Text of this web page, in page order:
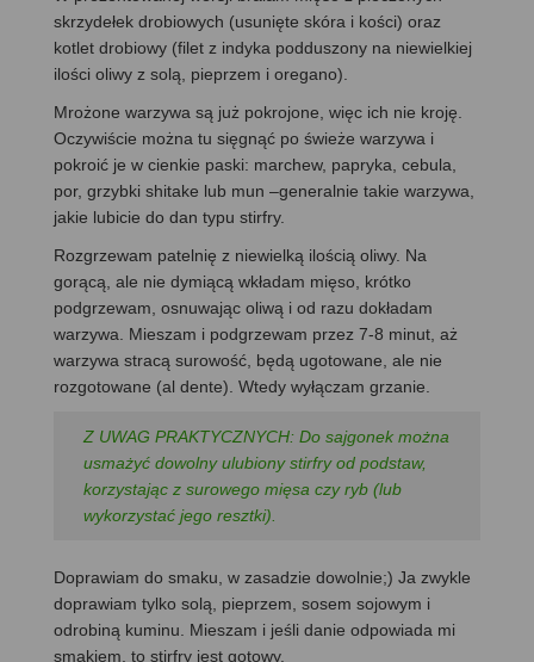
skrzydełek drobiowych (usunięte skóra i kości) oraz
kotlet drobiowy (filet z indyka podduszony na niewielkiej
ilości oliwy z solą, pieprzem i oregano).
Mrożone warzywa są już pokrojone, więc ich nie kroję.
Oczywiście można tu sięgnąć po świeże warzywa i
pokroić je w cienkie paski: marchew, papryka, cebula,
por, grzybki shitake lub mun –generalnie takie warzywa,
jakie lubicie do dan typu stirfry.
Rozgrzewam patelnię z niewielką ilością oliwy. Na
gorącą, ale nie dymiącą wkładam mięso, krótko
podgrzewam, osnuwając oliwą i od razu dokładam
warzywa. Mieszam i podgrzewam przez 7-8 minut, aż
warzywa stracą surowość, będą ugotowane, ale nie
rozgotowane (al dente). Wtedy wyłączam grzanie.
Z UWAG PRAKTYCZNYCH: Do sajgonek można
usmażyć dowolny ulubiony stirfry od podstaw,
korzystając z surowego mięsa czy ryb (lub
wykorzystać jego resztki).
Doprawiam do smaku, w zasadzie dowolnie;) Ja zwykle
doprawiam tylko solą, pieprzem, sosem sojowym i
odrobiną kuminu. Mieszam i jeśli danie odpowiada mi
smakiem, to stirfry jest gotowy.